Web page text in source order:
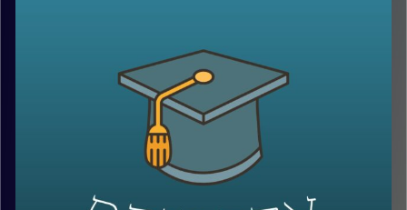
על כך דנים בהרחבה ד"ר עמית לביא דינור, דיקנית בית הספר
סמי עופר לתקשות וד"ר יובל קרניאל משפטן, חוקר תרבות,
תקשורת ומומחה לאתיקה בספר "משבר אמון".